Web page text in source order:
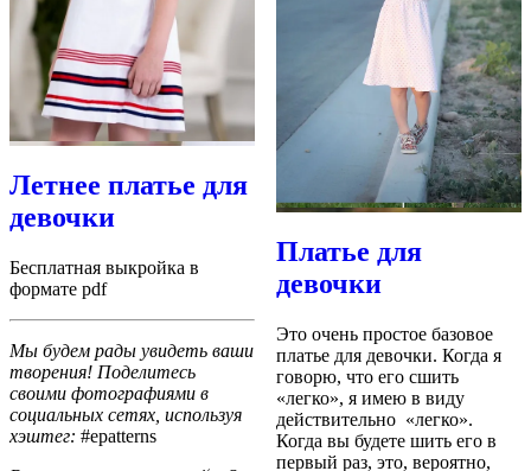
Летнее платье для
девочки
Бесплатная выкройка в
формате pdf
Мы будем рады увидеть ваши
творения! Поделитесь
своими фотографиями в
социальных сетях, используя
хэштег: #epatterns
Платье для
девочки
Это очень простое базовое
платье для девочки. Когда я
говорю, что его сшить
«легко», я имею в виду
действительно «легко».
Когда вы будете шить его в
первый раз, это, вероятно,